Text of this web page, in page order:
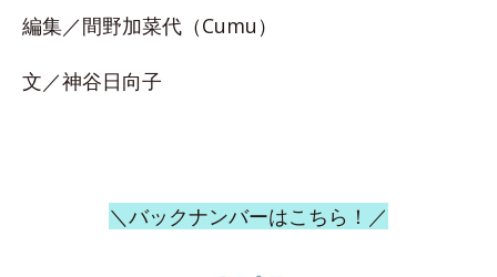
編集／間野加菜代（Cumu）
文／神谷日向子
＼バックナンバーはこちら！／